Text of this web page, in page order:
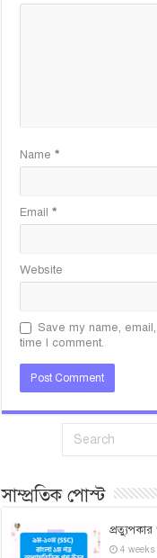
Name*
Email*
Website
Save my name,
time I comment.
সাম্প্রতিক পোস্ট
প্রত্যুপকার
4 weeks